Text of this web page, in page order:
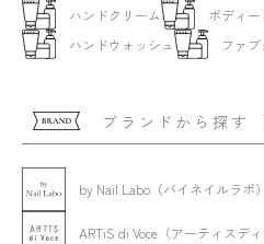
ハンドクリーム
ボディ
ハンドウォッシュ
ファ
ブランドから探す
by Nail Labo（バイネイルラボ）
ARTiS di Voce（アーティスディ